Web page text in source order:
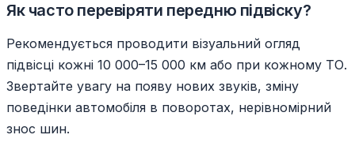
Як часто перевіряти передню підвіску?
Рекомендується проводити візуальний огляд
підвісці кожні 10 000–15 000 км або при кожному ТО.
Звертайте увагу на появу нових звуків, зміну
поведінки автомобіля в поворотах, нерівномірний
знос шин.